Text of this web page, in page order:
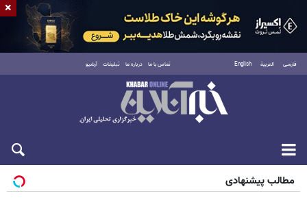
فارسی العربية English تماس با ما درباره ما تبلیغات آرشیو
جمعه ۱۶ مرداد ۱۴۰۵
مطالب پیشنهادی
×